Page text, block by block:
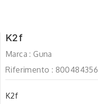
K2f
Marca : Guna
Riferimento : 800484356
K2f